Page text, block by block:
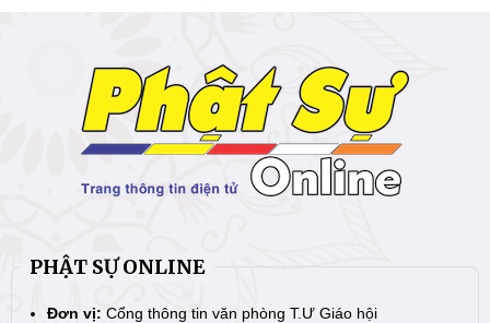
PHẬT SỰ ONLINE
Đơn vị: Cổng thông tin văn phòng T.Ư Giáo hội